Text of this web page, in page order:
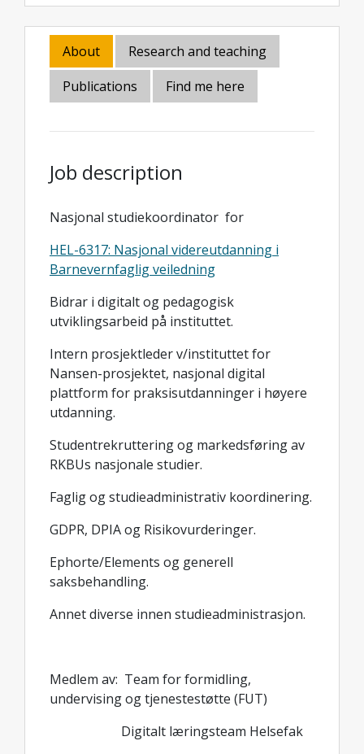
About
Research and teaching
Publications
Find me here
Job description
Nasjonal studiekoordinator for
HEL-6317: Nasjonal videreutdanning i
Barnevernfaglig veiledning
Bidrar i digitalt og pedagogisk
utviklingsarbeid på instituttet.
Intern prosjektleder v/instituttet for
Nansen-prosjektet, nasjonal digital
plattform for praksisutdanninger i høyere
utdanning.
Studentrekruttering og markedsføring av
RKBUs nasjonale studier.
Faglig og studieadministrativ koordinering.
GDPR, DPIA og Risikovurderinger.
Ephorte/Elements og generell
saksbehandling.
Annet diverse innen studieadministrasjon.
Medlem av: Team for formidling,
undervising og tjenestestøtte (FUT)
Digitalt læringsteam Helsefak